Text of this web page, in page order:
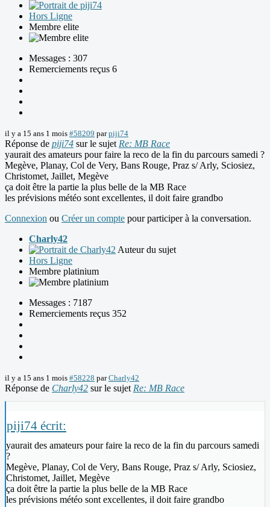
Hors Ligne
Membre elite
Messages : 307
Remerciements reçus 6
il y a 15 ans 1 mois #58209 parpiji74
Réponse de piji74 sur le sujet Re: MB Race
yaurait des amateurs pour faire la reco de la fin du parcours samedi ?
Megève, Planay, Col de Very, Bans Rouge, Praz s/ Arly, Sciosiez,
Christomet, Jaillet, Megève
ça doit être la partie la plus belle de la MB Race
les prévisions météo sont excellentes, il doit faire grandbo
Connexion ou Créer un compte pour participer à la conversation.
Charly42
Auteur du sujet
Hors Ligne
Membre platinium
Messages : 7187
Remerciements reçus 352
il y a 15 ans 1 mois #58228 parCharly42
Réponse de Charly42 sur le sujet Re: MB Race
piji74 écrit:
yaurait des amateurs pour faire la reco de la fin du parcours samedi
?
Megève, Planay, Col de Very, Bans Rouge, Praz s/ Arly, Sciosiez,
Christomet, Jaillet, Megève
ça doit être la partie la plus belle de la MB Race
les prévisions météo sont excellentes, il doit faire grandbo